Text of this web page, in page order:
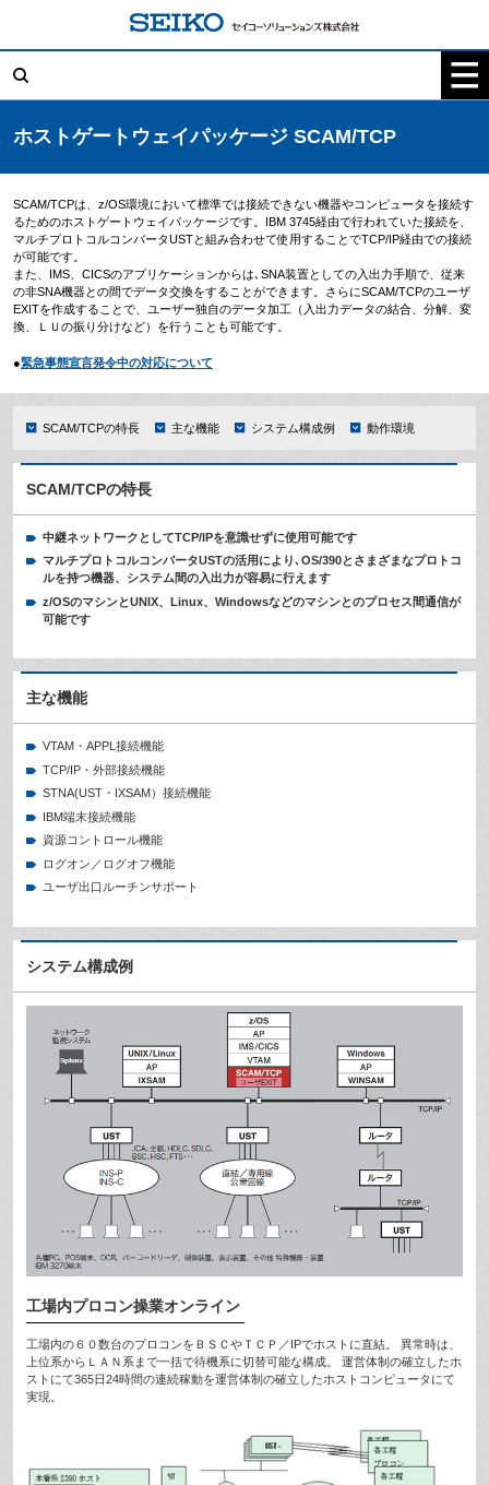
索:
ホストゲートウェイパッケージ SCAM/TCP
SCAM/TCPは、z/OS環境において標準では接続できない機器やコンピュータを接続す
るためのホストゲートウェイパッケージです。IBM 3745経由で行われていた接続を、
マルチプロトコルコンバータUSTと組み合わせて使用することでTCP/IP経由での接続
が可能です。
また、IMS、CICSのアプリケーションからは､SNA装置としての入出力手順で、従来
の非SNA機器との間でデータ交換をすることができます。さらにSCAM/TCPのユーザ
EXITを作成することで、ユーザー独自のデータ加工（入出力データの結合、分解、変
換、ＬＵの振り分けなど）を行うことも可能です。
●緊急事態宣言発令中の対応について
SCAM/TCPの特長 主な機能 システム構成例 動作環境
SCAM/TCPの特長
中継ネットワークとしてTCP/IPを意識せずに使用可能です
マルチプロトコルコンバータUSTの活用により､OS/390とさまざまなプロトコ
ルを持つ機器、システム間の入出力が容易に行えます
z/OSのマシンとUNIX、Linux、Windowsなどのマシンとのプロセス間通信が
可能です
主な機能
VTAM・APPL接続機能
TCP/IP・外部接続機能
STNA(UST・IXSAM）接続機能
IBM端末接続機能
資源コントロール機能
ログオン／ログオフ機能
ユーザ出口ルーチンサポート
システム構成例
工場内プロコン操業オンライン
工場内の６０数台のプロコンをＢＳＣやＴＣＰ／IPでホストに直結。 異常時は、
上位系からＬＡＮ系まで一括で待機系に切替可能な構成。 運営体制の確立したホ
ストにて365日24時間の連続稼動を運営体制の確立したホストコンピュータにて
実現。